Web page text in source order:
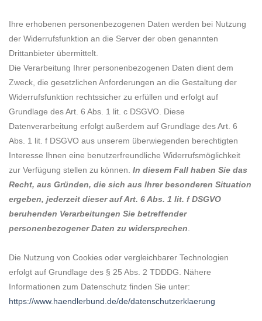
Ihre erhobenen personenbezogenen Daten werden bei Nutzung
der Widerrufsfunktion an die Server der oben genannten
Drittanbieter übermittelt.
Die Verarbeitung Ihrer personenbezogenen Daten dient dem
Zweck, die gesetzlichen Anforderungen an die Gestaltung der
Widerrufsfunktion rechtssicher zu erfüllen und erfolgt auf
Grundlage des Art. 6 Abs. 1 lit. c DSGVO. Diese
Datenverarbeitung erfolgt außerdem auf Grundlage des Art. 6
Abs. 1 lit. f DSGVO aus unserem überwiegenden berechtigten
Interesse Ihnen eine benutzerfreundliche Widerrufsmöglichkeit
zur Verfügung stellen zu können. In diesem Fall haben Sie das
Recht, aus Gründen, die sich aus Ihrer besonderen Situation
ergeben, jederzeit dieser auf Art. 6 Abs. 1 lit. f DSGVO
beruhenden Verarbeitungen Sie betreffender
personenbezogener Daten zu widersprechen
Die Nutzung von Cookies oder vergleichbarer Technologien
erfolgt auf Grundlage des § 25 Abs. 2 TDDDG. Nähere
Informationen zum Datenschutz finden Sie unter:
https://www.haendlerbund.de/de/datenschutzerklaerung